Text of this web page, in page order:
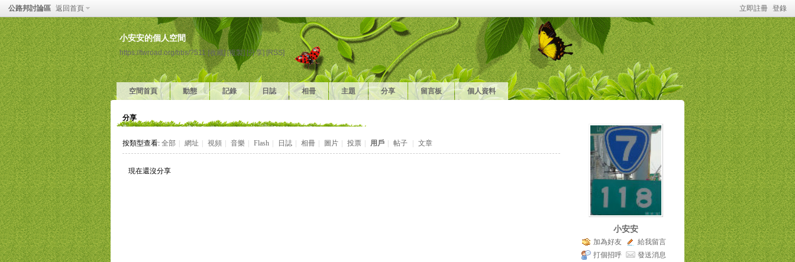
立即註冊 登錄
公路邦討論區 返回首頁
小安安的個人空間
https://twroad.org/bbs/?511 [收藏] [複製] [分享] [RSS]
空間首頁 動態 記錄 日誌 相冊 主題 分享 留言板 個人資料
分享
按類型查看: 全部 網址 視頻 音樂 Flash 日誌 相冊 圖片 投票 用戶 帖子 文章
現在還沒分享
小安安
加為好友
給我留言
打個招呼
發送消息